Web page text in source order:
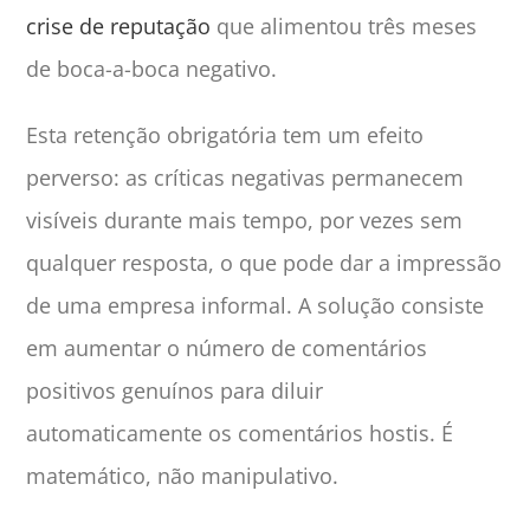
crise de reputação que alimentou três meses
de boca-a-boca negativo.
Esta retenção obrigatória tem um efeito
perverso: as críticas negativas permanecem
visíveis durante mais tempo, por vezes sem
qualquer resposta, o que pode dar a impressão
de uma empresa informal. A solução consiste
em aumentar o número de comentários
positivos genuínos para diluir
automaticamente os comentários hostis. É
matemático, não manipulativo.